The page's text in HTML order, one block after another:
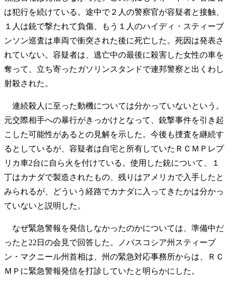
は犯行を続けている。途中で２人の警察官が容疑者と接触、
１人は銃で撃たれて負傷、もう１人のハイディ・スティーブ
ンソン巡査は車両で衝突された後に死亡した。死因は発表さ
れていない。容疑者は、逃亡中の最後に殺害した女性の車を
奪って、立ち寄ったガソリンスタンドで連邦警察と出くわし
射殺された。
連続殺人に至った動機については分かっていないという。
元交際相手への暴行がきっかけとなって、銃撃事件を引き起
こした可能性があるとの見解を示した。今後も捜査を継続す
るとしているが、容疑者は自宅と所有していたＲＣＭＰレプ
リカ車2台に自ら火を付けている。使用した銃について、１
丁はカナダで製造されたもの、残りはアメリカで入手したと
みられるが、どういう経路でカナダに入ってきたかは分かっ
ていないと説明した。
なぜ緊急警報を発信しなかったのかについては、準備中だ
ったと22日の会見で回答した。ノバスコシア州スティーブ
ン・マクニール州首相は、州の緊急対応事務所からは、ＲＣ
ＭＰに緊急警報発信を打診していたと明らかにした。